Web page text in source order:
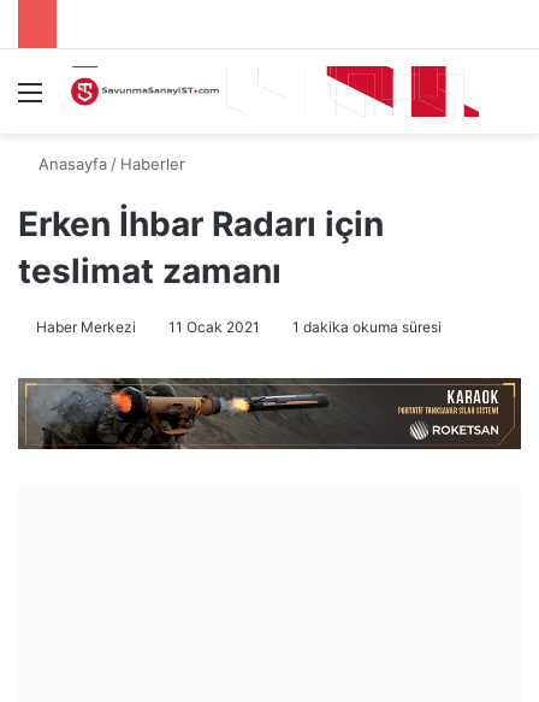
Menü
Anasayfa / Haberler
Erken İhbar Radarı için
teslimat zamanı
Haber Merkezi 11 Ocak 2021 1 dakika okuma süresi